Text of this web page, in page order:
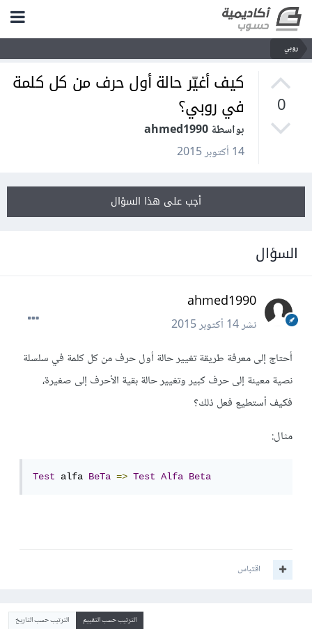
روبي
0
كيف أغيّر حالة أول حرف من كل كلمة
في روبي؟
بواسطة ahmed1990
14 أكتوبر 2015
أجب على هذا السؤال
السؤال
ahmed1990
نشر14 أكتوبر 2015
أحتاج إلى معرفة طريقة تغيير حالة أول حرف من كل كلمة في سلسلة
نصية معينة إلى حرف كبير وتغيير حالة بقية الأحرف إلى صغيرة،
فكيف أستطيع فعل ذلك؟
مثال:
Test alfa BeTa => Test Alfa Beta
اقتباس
الترتيب حسب التقييم الترتيب حسب التاريخ